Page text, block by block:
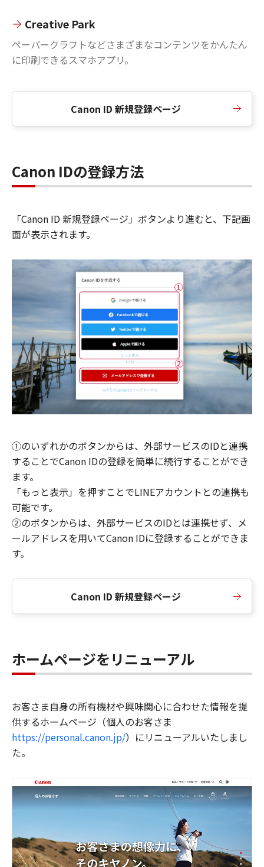
Creative Park
ペーパークラフトなどさまざまなコンテンツをかんたん
に印刷できるスマホアプリ。
Canon ID 新規登録ページ
Canon IDの登録方法
「Canon ID 新規登録ページ」ボタンより進むと、下記画
面が表示されます。
①のいずれかのボタンからは、外部サービスのIDと連携
することでCanon IDの登録を簡単に続行することができ
ます。
「もっと表示」を押すことでLINEアカウントとの連携も
可能です。
②のボタンからは、外部サービスのIDとは連携せず、メ
ールアドレスを用いてCanon IDに登録することができま
す。
Canon ID 新規登録ページ
ホームページをリニューアル
お客さま自身の所有機材や興味関心に合わせた情報を提
供するホームページ（個人のお客さま
https://personal.canon.jp/）にリニューアルいたしまし
た。